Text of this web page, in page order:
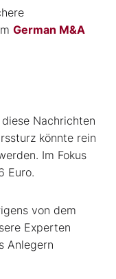
German M&A
Nachrichten
könnte rein
Im Fokus
Euro.
von dem
Experten
Anlegern